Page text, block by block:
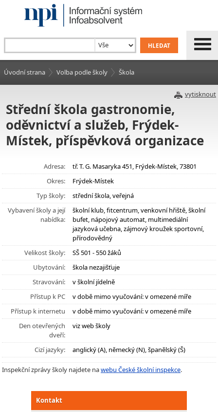
Úvodní strana Volba podle školy Škola
vytisknout
Střední škola gastronomie,
oděvnictví a služeb, Frýdek-
Místek, příspěvková organizace
Adresa:
tř. T. G. Masaryka 451, Frýdek-Místek, 73801
Okres:
Frýdek-Místek
Typ školy:
střední škola, veřejná
Vybavení školy a její
nabídka:
školní klub, fitcentrum, venkovní hřiště, školní
bufet, nápojový automat, multimediální
jazyková učebna, zájmový kroužek sportovní,
přírodovědný
Velikost školy:
SŠ 501 - 550 žáků
Ubytování:
škola nezajišťuje
Stravování:
v školní jídelně
Přístup k PC
v době mimo vyučování: v omezené míře
Přístup k internetu
v době mimo vyučování: v omezené míře
Den otevřených
dveří:
viz web školy
Cizí jazyky: anglický (A), německý (N), španělský (Š)
Inspekční zprávy školy najdete nawebu České školní inspekce.
Kontakt